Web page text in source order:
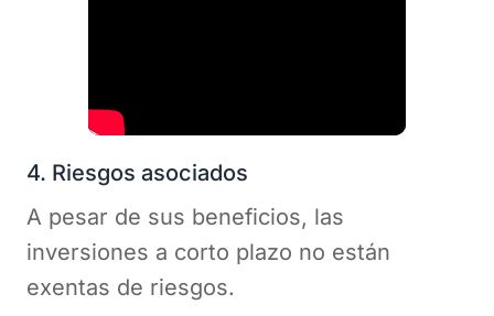
4. Riesgos asociados
A pesar de sus beneficios, las
inversiones a corto plazo no están
exentas de riesgos.